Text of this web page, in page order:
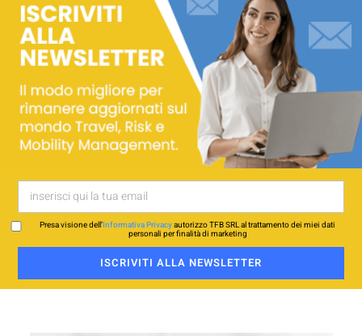
Presa visione dell’Informativa Privacyautorizzo TFB SRL al trattamento dei miei dati
personali per finalità di marketing
ISCRIVITI ALLA NEWSLETTER